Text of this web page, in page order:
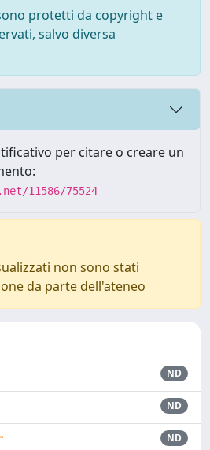
protetti da copyright e
salvo diversa
per citare o creare un
11586/75524
non sono stati
da parte dell'ateneo
ND
ND
ND